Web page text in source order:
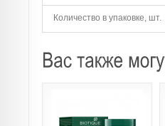
Количество в упаковке, шт.